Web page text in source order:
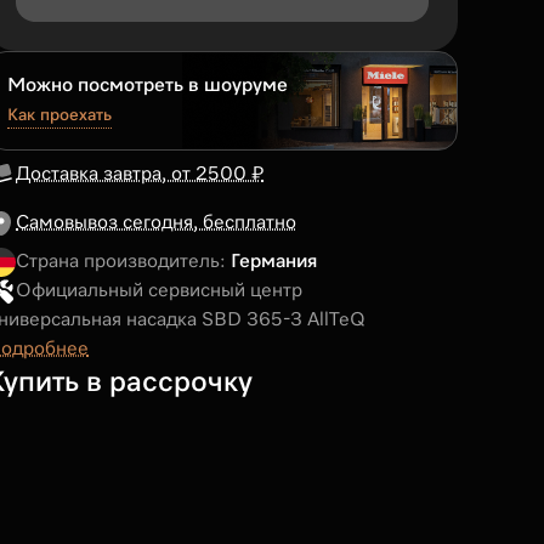
Можно посмотреть в шоуруме
Как проехать
Доставка завтра, от 2500 ₽
Самовывоз сегодня, бесплатно
Страна производитель: Германия
Официальный сервисный центр
насадка SBD 365-3 AllTeQ
в рассрочку